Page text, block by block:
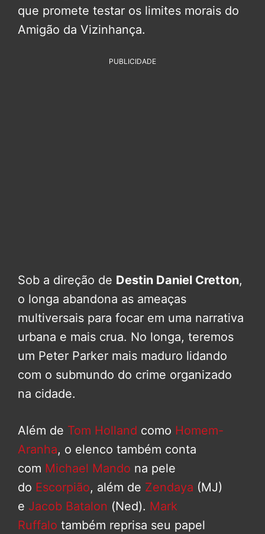
que promete testar os limites morais do
Amigão da Vizinhança.
PUBLICIDADE
Sob a direção de Destin Daniel Cretton,
o longa abandona as ameaças
multiversais para focar em uma narrativa
urbana e mais crua. No longa, teremos
um Peter Parker mais maduro lidando
com o submundo do crime organizado
na cidade.
Além de Tom Holland como Homem-
Aranha, o elenco também conta
com Michael Mando na pele
do Escorpião, além de Zendaya (MJ)
e Jacob Batalon (Ned). Mark
Ruffalo também reprisa seu papel